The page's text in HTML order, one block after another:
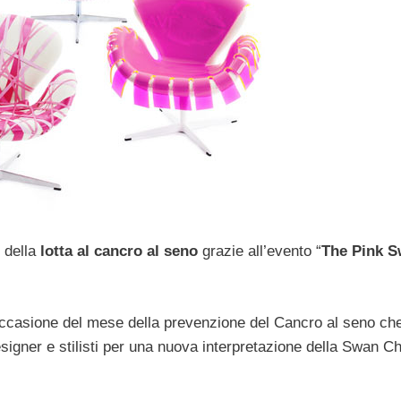
della lotta al cancro al seno grazie all’evento “The Pink
del mese della prevenzione del Cancro al seno
e stilisti per una nuova interpretazione della Swan